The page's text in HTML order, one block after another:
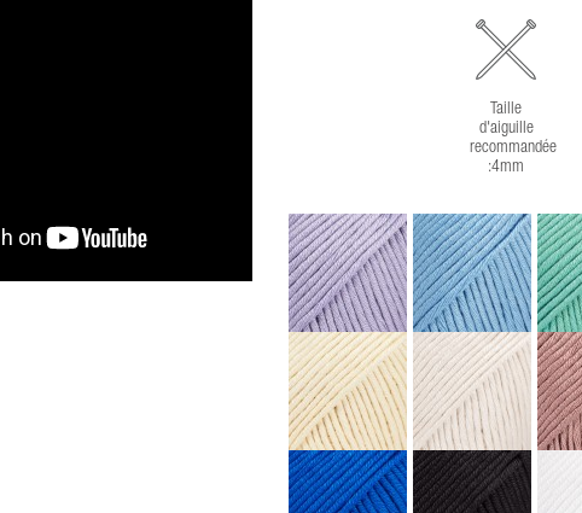
Taille
d'aiguille
recommandée
:4mm